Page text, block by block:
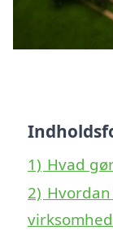
1) Hvad
2)